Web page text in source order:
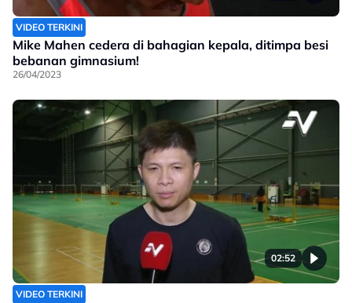
VIDEO TERKINI
Mike Mahen cedera di bahagian kepala, ditimpa besi
bebanan gimnasium!
26/04/2023
02:52
VIDEO TERKINI